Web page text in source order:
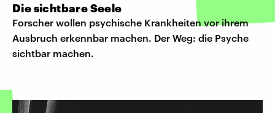
Die sichtbare Seele
Forscher wollen psychische Krankheiten vor ihrem
Ausbruch erkennbar machen. Der Weg: die Psyche
sichtbar machen.